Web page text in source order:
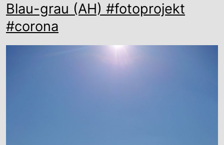
Blau-grau (AH) #fotoprojekt
#corona